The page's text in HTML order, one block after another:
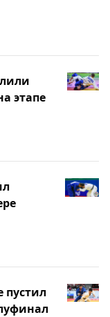
этапе